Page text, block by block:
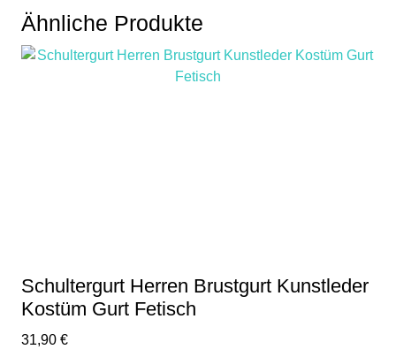
Ähnliche Produkte
Schultergurt Herren Brustgurt Kunstleder
Kostüm Gurt Fetisch
31,90 €